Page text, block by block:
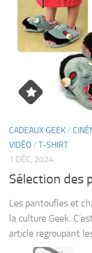
CADEAUX GEEK/
VIDÉO/ T-SHIRT
1 DÉC, 2024
Sélection des
Les pantoufles et
la culture Geek.
article regroupant